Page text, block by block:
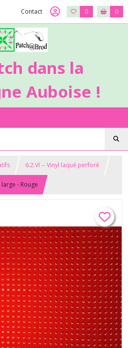
Contact 0 0
dans la
Auboise !
6.2.VI -- Vinyl laqué perforé
- Rouge